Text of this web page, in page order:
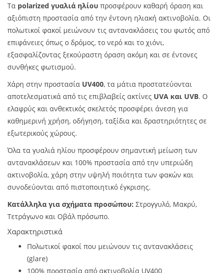
Τα polarized γυαλιά ηλίου προσφέρουν καθαρή όραση και
αξιόπιστη προστασία από την έντονη ηλιακή ακτινοβολία. Οι
πολωτικοί φακοί μειώνουν τις αντανακλάσεις του φωτός από
επιφάνειες όπως ο δρόμος, το νερό και το χιόνι,
εξασφαλίζοντας ξεκούραστη όραση ακόμη και σε έντονες
συνθήκες φωτισμού.
Χάρη στην προστασία UV400, τα μάτια προστατεύονται
αποτελεσματικά από τις επιβλαβείς ακτίνες UVA και UVB. Ο
ελαφρύς και ανθεκτικός σκελετός προσφέρει άνεση για
καθημερινή χρήση, οδήγηση, ταξίδια και δραστηριότητες σε
εξωτερικούς χώρους.
Όλα τα γυαλιά ηλίου προσφέρουν σημαντική μείωση των
αντανακλάσεων και 100% προστασία από την υπεριώδη
ακτινοβολία, χάρη στην υψηλή ποιότητα των φακών και
συνοδεύονται από πιστοποιητικό έγκρισης.
Κατάλληλα για σχήματα προσώπου: Στρογγυλό, Μακρύ,
Τετράγωνο και Οβάλ πρόσωπο.
Χαρακτηριστικά
Πολωτικοί φακοί που μειώνουν τις αντανακλάσεις
(glare)
100% προστασία από ακτινοβολία UV400